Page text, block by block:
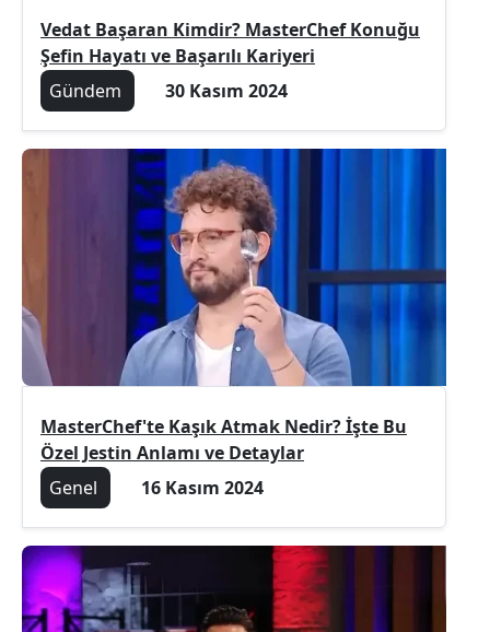
Vedat Başaran Kimdir? MasterChef Konuğu
Şefin Hayatı ve Başarılı Kariyeri
Gündem
30 Kasım 2024
MasterChef'te Kaşık Atmak Nedir? İşte Bu
Özel Jestin Anlamı ve Detaylar
Genel
16 Kasım 2024